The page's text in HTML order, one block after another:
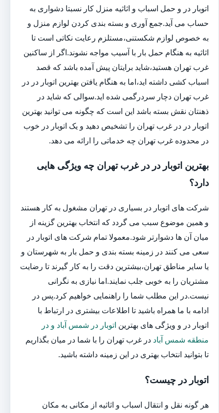
اتوبار در و حمل اسباب و اثاثیه منزل کار نسبتا دشواری به
حساب می آید.جمع آوری و بسته بندی کردن لوازم منزل و
به خصوص لوازم شکستنی،مستلزم رعایت نکاتی است تا
اثاثیه به هنگام حمل بار با آسیب مواجه نشوند.اگر از ساکنین
غرب تهران هستید،شاید برایتان پیش آمده باشد که قصد
اسباب کشی داشته اید،اما به هنگام یافتن بهترین اتوبار در در
غرب تهران دچار سردرگمی شده اید.سوالی که شاید در
ذهنتان نقش بسته باشد این است که چگونه می توانید بهترین
اتوبار در در غرب تهران را تشخیص دهید و یک اتوبار در خوب
در محدوده غرب تهران چه خدماتی را ارائه می دهد.
بهترین اتوبار در در غرب تهران چه ویژگی هایی
دارد؟
شرکت های اتوبار در بسیاری در تهران مشغول به کار هستند
و همین موضوع سبب می گردد که انتخاب بهترین گزینه از
میان آن ها دشوارتر شود.معمولا تمام شرکت های اتوبار در
سعی می کنند در زمینه بسته بندی و حمل بار به شهرستان و
یا سایر مناطق تهران،بیشترین دقت را به کار گیرند تا رضایت
مشتریان را به خوبی جلب نمایند.اما نیازی به نگرانی
نیست.در این مطلب شما را راهنمایی خواهیم کرد.پس در
ادامه با ما همراه باشید تا اطلاعات بیشتری در ارتباط با
اتوبار در و ویژگی های بهترین اتوبار در شمس آباد و در
منطقه شمس آباد در غرب تهران را با شما در میان بگذاریم
تا بتوانید انتخاب بهتری در این زمینه داشته باشید.
اتوبار در چیست؟
هر گونه نقل و انتقال اسباب و اثاثیه از مکانی به مکان